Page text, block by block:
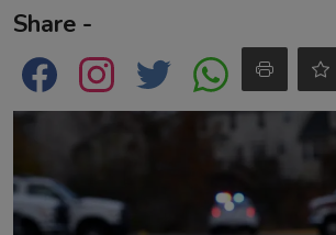
Event
Contact
Share -